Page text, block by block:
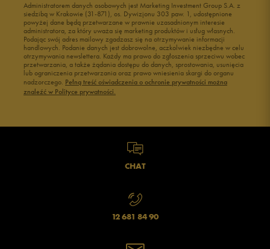
Administratorem danych osobowych jest Marketing Investment Group S.A. z
siedzibą w Krakowie (31-871), os. Dywizjonu 303 paw. 1, udostępnione
powyżej dane będą przetwarzane w prawnie uzasadnionym interesie
administratora, za który uważa się marketing produktów i usług własnych.
Podając swój adres mailowy zgadzasz się na otrzymywanie informacji
handlowych. Podanie danych jest dobrowolne, aczkolwiek niezbędne w celu
otrzymywania newslettera. Każdy ma prawo do zgłoszenia sprzeciwu wobec
przetwarzania, a także żądania dostępu do danych, sprostowania, usunięcia
lub ograniczenia przetwarzania oraz prawo wniesienia skargi do organu
nadzorczego. Pełną treść oświadczenia o ochronie prywatności można
znaleźć w Polityce prywatności.
CHAT
12 681 84 90